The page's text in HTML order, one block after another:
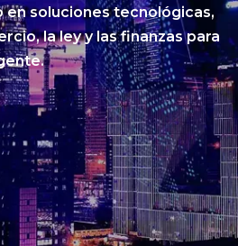
en soluciones tecnológicas,
la ley y las finanzas para